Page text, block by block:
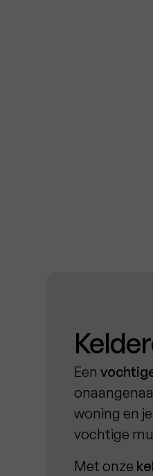
Een
woning en
vochtige
Met onze